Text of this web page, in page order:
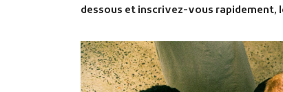
dessous et inscrivez-vous rapidement,